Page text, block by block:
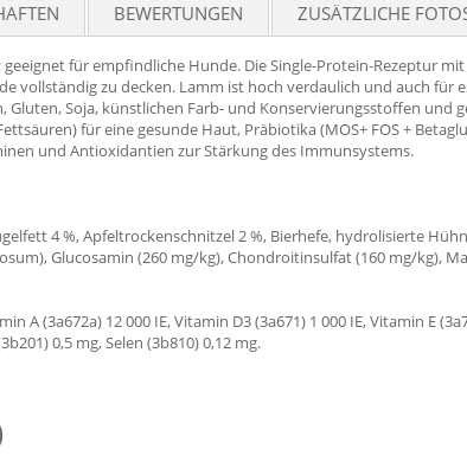
BEWERTUNGEN ZUSÄTZLICHE
für empfindliche Hunde. Die Single-Protein-Rezeptur
vollständig zu decken. Lamm ist hoch verdaulich und auch für
Gluten, Soja, künstlichen Farb- und Konservierungsstoffen
für eine gesunde Haut, Präbiotika (MOS+ FOS +
und Antioxidantien zur Stärkung des Immunsystems.
4 %, Apfeltrockenschnitzel 2 %, Bierhefe, hydrolisierte
Glucosamin (260 mg/kg), Chondroitinsulfat (160 mg/kg),
A (3a672a) 12 000 IE, Vitamin D3 (3a671) 1 000 IE, Vitamin E
0,5 mg, Selen (3b810) 0,12 mg.